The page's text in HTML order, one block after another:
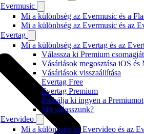
Evermusic
Mi a különbség az Evermusic és a
Mi a különbség az Evermusic és az
Evertag
Mi a különbség az Evertag és az
Válassza ki Premium csomagját
Vásárlások megosztása iOS és
Vásárlások visszaállítása
Evertag Free
Evertag Premium
Próbálja ki ingyen a Premiumot
Mit válasszunk?
Evervideo
Mi a különbség az Evervideo és az